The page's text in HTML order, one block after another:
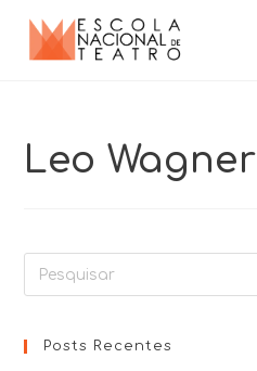
Leo Wagner
Posts Recentes